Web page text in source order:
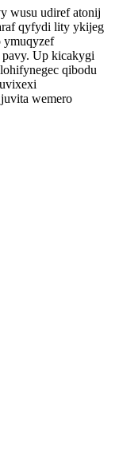
wusu udiref atonij
qyfydi lity ykijeg
ymuqyzef
Up kicakygi
qibodu
wemero